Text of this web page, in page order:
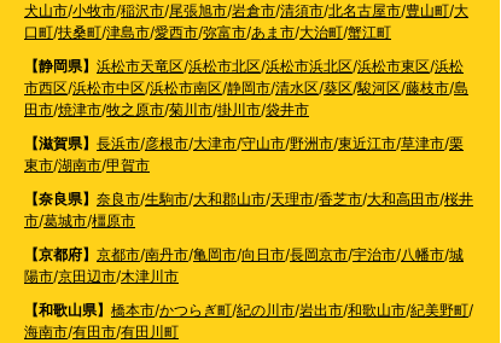
犬山市/小牧市/稲沢市/尾張旭市/岩倉市/清須市/北名古屋市/豊山町/大
口町/扶桑町/津島市/愛西市/弥富市/あま市/大治町/蟹江町
【静岡県】 浜松市天竜区/浜松市北区/浜松市浜北区/浜松市東区/浜松
市西区/浜松市中区/浜松市南区/静岡市/清水区/葵区/駿河区/藤枝市/島
田市/焼津市/牧之原市/菊川市/掛川市/袋井市
【滋賀県】 長浜市/彦根市/大津市/守山市/野洲市/東近江市/草津市/栗
東市/湖南市/甲賀市
【奈良県】 奈良市/生駒市/大和郡山市/天理市/香芝市/大和高田市/桜井
市/葛城市/橿原市
【京都府】 京都市/南丹市/亀岡市/向日市/長岡京市/宇治市/八幡市/城
陽市/京田辺市/木津川市
【和歌山県】 橋本市/かつらぎ町/紀の川市/岩出市/和歌山市/紀美野町/
海南市/有田市/有田川町